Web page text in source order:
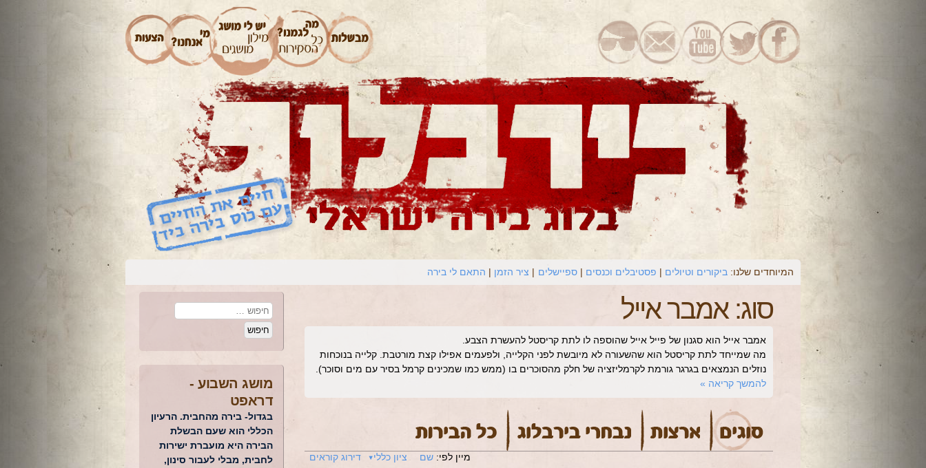
המיוחדים שלנו: ביקורים וטיולים פסטיבלים וכנסים ספיישלים ציר הזמן התאם לי בירה
סוג:אמבר אייל
אמבר אייל הוא סגנון של פייל אייל שהוספה לו לתת קריסטל להעשרת הצבע.
מה שמייחד לתת קריסטל הוא שהשעורה לא מיובשת לפני הקלייה, ולפעמים אפילו קצת מורטבת. קלייה בנוכחות
נוזלים הנמצאים בגרגר גורמת לקרמליזציה של חלק מהסוכרים בו (ממש כמו שמכינים קרמל בסיר עם מים וסוכר).
להמשך קריאה »
מיין לפי: שם ציון כללי דירוג קוראים
מושג השבוע -
דראפט
בגדול- בירה מהחבית. הרעיון
הכללי הוא שעם הבשלת
הבירה היא מועברת ישירות
לחבית, מבלי לעבור סינון,